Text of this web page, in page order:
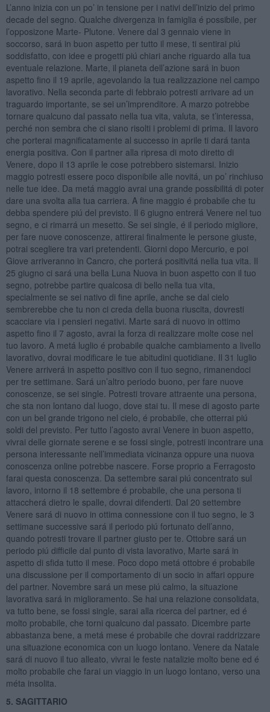
L’anno inizia con un po’ in tensione per i nativi dell’inizio del primo
decade del segno. Qualche divergenza in famiglia é possibile, per
l’opposizone Marte- Plutone. Venere dal 3 gennaio viene in
soccorso, sará in buon aspetto per tutto il mese, ti sentirai piú
soddisfatto, con idee e progetti piú chiari anche riguardo alla tua
eventuale relazione. Marte, il pianeta dell’azione sará in buon
aspetto fino il 19 aprile, agevolando la tua realizzazione nel campo
lavorativo. Nella seconda parte di febbraio potresti arrivare ad un
traguardo importante, se sei un’imprenditore. A marzo potrebbe
tornare qualcuno dal passato nella tua vita, valuta, se t’interessa,
perché non sembra che ci siano risolti i problemi di prima. Il lavoro
che porterai magnificatamente al successo in aprile ti dará tanta
energia positiva. Con il partner alla ripresa di moto diretto di
Venere, dopo il 13 aprile le cose potrebbero sistemarsi. Inizio
maggio potresti essere poco disponibile alle novitá, un po’ rinchiuso
nelle tue idee. Da metá maggio avrai una grande possibilitá di poter
dare una svolta alla tua carriera. A fine maggio é probabile che tu
debba spendere piú del previsto. Il 6 giugno entrerá Venere nel tuo
segno, e ci rimarrá un mesetto. Se sei single, é il periodo migliore,
per fare nuove conoscenze, attirerai finalmente le persone giuste,
potrai scegliere tra vari pretendenti. Giorni dopo Mercurio, e poi
Giove arriveranno in Cancro, che porterá positivitá nella tua vita. Il
25 giugno ci sará una bella Luna Nuova in buon aspetto con il tuo
segno, potrebbe partire qualcosa di bello nella tua vita,
specialmente se sei nativo di fine aprile, anche se dal cielo
sembrerebbe che tu non ci creda della buona riuscita, dovresti
scacciare via i pensieri negativi. Marte sará di nuovo in ottimo
aspetto fino il 7 agosto, avrai la forza di realizzare molte cose nel
tuo lavoro. A metá luglio é probabile qualche cambiamento a livello
lavorativo, dovrai modificare le tue abitudini quotidiane. Il 31 luglio
Venere arriverá in aspetto positivo con il tuo segno, rimanendoci
per tre settimane. Sará un’altro periodo buono, per fare nuove
conoscenze, se sei single. Potresti trovare attraente una persona,
che sta non lontano dal luogo, dove stai tu. Il mese di agosto parte
con un bel grande trigono nel cielo, é probabile, che otterrai piú
soldi del previsto. Per tutto l’agosto avrai Venere in buon aspetto,
vivrai delle giornate serene e se fossi single, potresti incontrare una
persona interessante nell’immediata vicinanza oppure una nuova
conoscenza online potrebbe nascere. Forse proprio a Ferragosto
farai questa conoscenza. Da settembre sarai piú concentrato sul
lavoro, intorno il 18 settembre é probabile, che una persona ti
attaccherá dietro le spalle, dovrai difenderti. Dal 20 settembre
Venere sará di nuovo in ottima connessione con il tuo segno, le 3
settimane successive sará il periodo piú fortunato dell’anno,
quando potresti trovare il partner giusto per te. Ottobre sará un
periodo piú difficile dal punto di vista lavorativo, Marte sará in
aspetto di sfida tutto il mese. Poco dopo metá ottobre é probabile
una discussione per il comportamento di un socio in affari oppure
del partner. Novembre sará un mese piú calmo, la situazione
lavorativa sará in miglioramento. Se hai una relazione consolidata,
va tutto bene, se fossi single, sarai alla ricerca del partner, ed é
molto probabile, che torni qualcuno dal passato. Dicembre parte
abbastanza bene, a metá mese é probabile che dovrai raddrizzare
una situazione economica con un luogo lontano. Venere da Natale
sará di nuovo il tuo alleato, vivrai le feste natalizie molto bene ed é
molto probabile che farai un viaggio in un luogo lontano, verso una
méta insolita.
5. SAGITTARIO